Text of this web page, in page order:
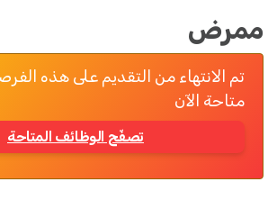
ممرض
تم الانتهاء من التقديم على هذه
متاحة الآن
تصفّح الوظائف المتاحة